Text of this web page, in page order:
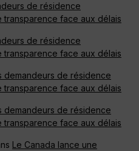
de résidence
transparence face aux délais
de résidence
transparence face aux délais
demandeurs de résidence
transparence face aux délais
demandeurs de résidence
transparence face aux délais
Le Canada lance une